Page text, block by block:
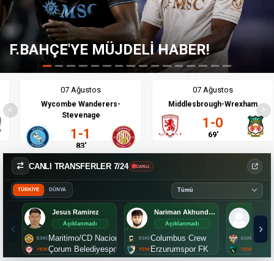
"TÜRKLER ÇILDIRMIŞ
<
07 Ağustos
Wycombe Wanderers-
Stevenage
1-1
83'
07 Ağustos
Middlesbrough-Wrexham
1-0
69'
>
CANLI TRANSFERLER 7/24 CANLI
TÜRKİYE DÜNYA
Jesus Ramirez
Açıklanmadı
Maritimo/CD Nacional
Çorum Belediyespor
Nariman Akhundzade
Açıklanmadı
Columbus Crew
Erzurumspor FK